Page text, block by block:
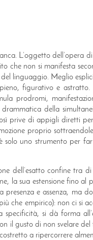
L’oggetto dell’opera
che non si manifesta
linguaggio. Meglio
figurativo e
prodromi,
drammatica della
prive di appigli diretti
proprio
solo uno strumento per
dell’esatto confine tra di
la sua estensione fino
presenza e assenza, ma
che empirico): non ci si
si dà forma
il gusto di non svelare
a ripercorrere